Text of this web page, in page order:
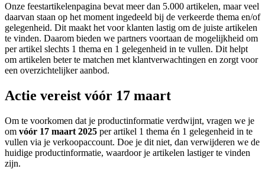
Onze feestartikelenpagina bevat meer dan 5.000 artikelen, maar veel
daarvan staan op het moment ingedeeld bij de verkeerde thema en/of
gelegenheid. Dit maakt het voor klanten lastig om de juiste artikelen
te vinden. Daarom bieden we partners voortaan de mogelijkheid om
per artikel slechts 1 thema en 1 gelegenheid in te vullen. Dit helpt
om artikelen beter te matchen met klantverwachtingen en zorgt voor
een overzichtelijker aanbod.
Actie vereist vóór 17 maart
Om te voorkomen dat je productinformatie verdwijnt, vragen we je
om vóór 17 maart 2025 per artikel 1 thema én 1 gelegenheid in te
vullen via je verkoopaccount. Doe je dit niet, dan verwijderen we de
huidige productinformatie, waardoor je artikelen lastiger te vinden
zijn.